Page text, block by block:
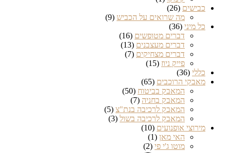
כבישים (26)
מה שרואים על הכביש (9)
כל מיני (36)
דברים מטופשים (16)
דברים מעצבנים (13)
דברים מצחיקים (7)
פייק ניוז (15)
כללי (36)
מאבקי הרוכבים (65)
המאבק בביטוח (50)
המאבק בחניה (7)
המאבק לרכיבה בנת"צ (5)
המאבק לרכיבה בשול (3)
מירוצי אופנועים (10)
האי מאן (1)
מוטו ג'י פי (2)